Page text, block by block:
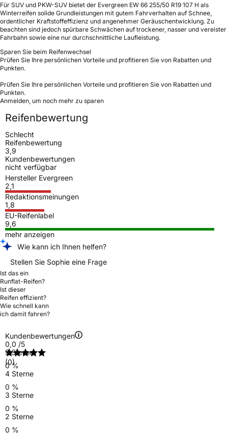
Für SUV und PKW-SUV bietet der Evergreen EW 66 255/50 R19 107 H als
Winterreifen solide Grundleistungen mit gutem Fahrverhalten auf Schnee,
ordentlicher Kraftstoffeffizienz und angenehmer Geräuschentwicklung. Zu
beachten sind jedoch spürbare Schwächen auf trockener, nasser und vereister
Fahrbahn sowie eine nur durchschnittliche Laufleistung.
Sparen Sie beim Reifenwechsel
Prüfen Sie Ihre persönlichen Vorteile und profitieren Sie von Rabatten und
Punkten.
Prüfen Sie Ihre persönlichen Vorteile und profitieren Sie von Rabatten und
Punkten.
Anmelden, um noch mehr zu sparen
Reifenbewertung
Schlecht
Reifenbewertung
3,9
Kundenbewertungen
nicht verfügbar
Hersteller Evergreen
2,1
Redaktionsmeinungen
1,8
EU-Reifenlabel
9,6
mehr anzeigen
Wie kann ich Ihnen helfen?
Stellen Sie Sophie eine Frage
Ist das ein
Runflat-Reifen?
Ist dieser
Reifen effizient?
Wie schnell kann
ich damit fahren?
Kundenbewertungen
0,0 /5
(0)
5 Sterne
0 %
4 Sterne
0 %
3 Sterne
0 %
2 Sterne
0 %